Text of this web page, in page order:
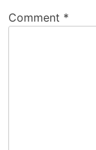
Comment *